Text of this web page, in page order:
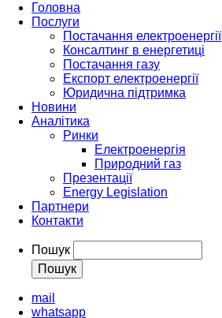
Головна
Послуги
Постачання електроенергії
Консалтинг в енергетиці
Постачання газу
Експорт електроенергії
Юридична підтримка
Новини
Аналітика
Ринки
Електроенергія
Природний газ
Презентації
Energy Legislation
Партнери
Контакти
Пошук
mail
whatsapp